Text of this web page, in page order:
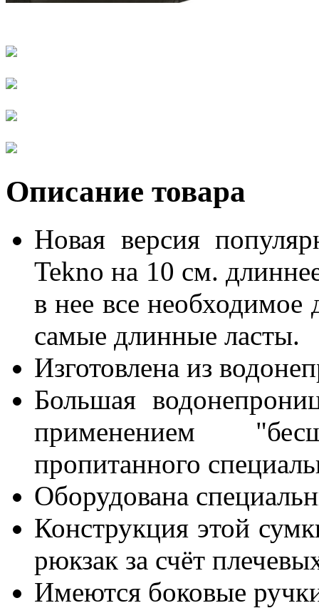
Описание товара
Новая версия
Tekno на 10 см.
в нее все
самые длинные ласты.
Изготовлена из
Большая
применением
пропитанного
Оборудована
Конструкция этой
рюкзак за счёт
Имеются боковые